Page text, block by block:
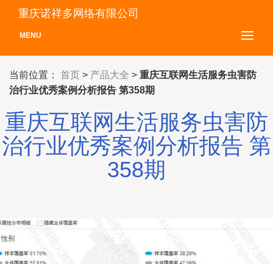
重庆诺祥多网络有限公司
MENU
当前位置： 首页 > 产品大全 > 重庆互联网生活服务虫害防
治行业优秀案例分析报告 第358期
重庆互联网生活服务虫害防
治行业优秀案例分析报告 第
358期